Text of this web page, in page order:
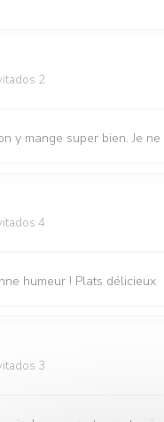
2
y mange super bien. Je
4
humeur ! Plats délicieux
3